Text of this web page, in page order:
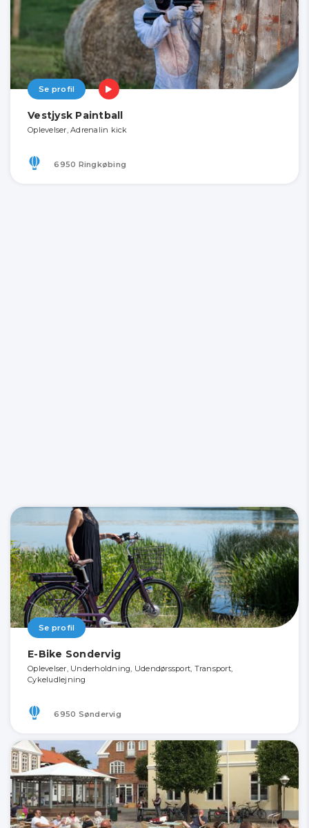
Se profil
Vestjysk Paintball
Oplevelser, Adrenalin kick
6950 Ringkøbing
Se profil
E-Bike Sondervig
Oplevelser, Underholdning, Udendørssport, Transport,
Cykeludlejning
6950 Søndervig